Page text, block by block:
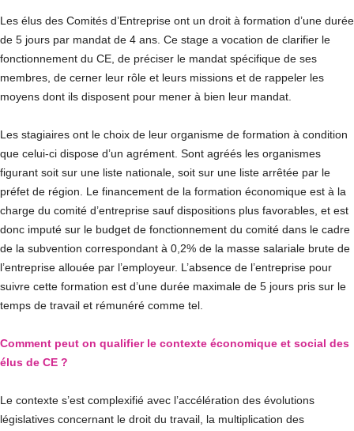
Les élus des Comités d’Entreprise ont un droit à formation d’une durée
de 5 jours par mandat de 4 ans. Ce stage a vocation de clarifier le
fonctionnement du CE, de préciser le mandat spécifique de ses
membres, de cerner leur rôle et leurs missions et de rappeler les
moyens dont ils disposent pour mener à bien leur mandat.
Les stagiaires ont le choix de leur organisme de formation à condition
que celui-ci dispose d’un agrément. Sont agréés les organismes
figurant soit sur une liste nationale, soit sur une liste arrêtée par le
préfet de région. Le financement de la formation économique est à la
charge du comité d’entreprise sauf dispositions plus favorables, et est
donc imputé sur le budget de fonctionnement du comité dans le cadre
de la subvention correspondant à 0,2% de la masse salariale brute de
l’entreprise allouée par l’employeur. L’absence de l’entreprise pour
suivre cette formation est d’une durée maximale de 5 jours pris sur le
temps de travail et rémunéré comme tel.
Comment peut on qualifier le contexte économique et social des
élus de CE ?
Le contexte s’est complexifié avec l’accélération des évolutions
législatives concernant le droit du travail, la multiplication des